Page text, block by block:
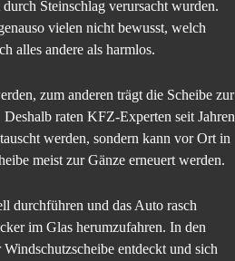
Steinschlag verursacht wurden.
vielen nicht bewusst, welch
alles andere als harmlos.
zum anderen trägt die Scheibe zur
raten KFZ-Experten seit Jahren
werden, sondern kann vor Ort in
meist zur Gänze erneuert werden.
durchführen und das Auto rasch
im Glas herumzufahren. In den
entdeckt und sich